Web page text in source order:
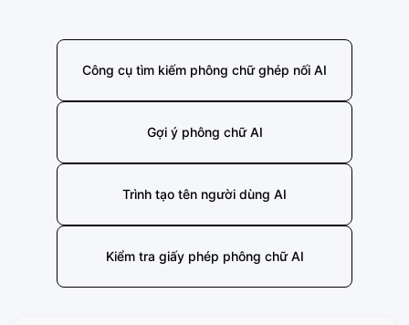
Công cụ tìm kiếm phông chữ ghép nối AI
Gợi ý phông chữ AI
Trình tạo tên người dùng AI
Kiểm tra giấy phép phông chữ AI